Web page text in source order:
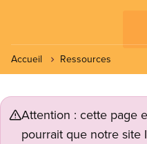
Accueil Ressources
Attention : cette page
pourrait que notre site